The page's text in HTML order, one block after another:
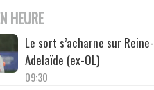
HEURE
Le sort s’acharne sur Reine-
Adelaïde (ex-OL)
09:30